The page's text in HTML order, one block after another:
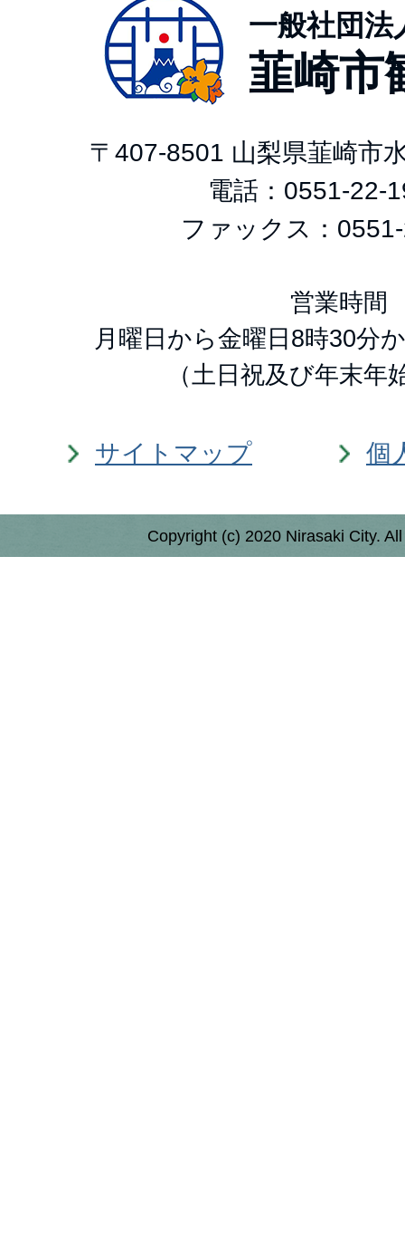
一般社団法
韮崎市
〒407-8501 山梨県韮崎市
電話： 0551-22-
ファックス：
営業時間
月曜日から金曜日8時30分
（土日祝及び年末年
サイトマップ 個
Copyright (c) 2020 Nirasaki City.